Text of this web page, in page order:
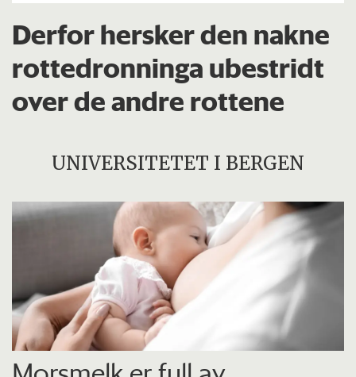
Derfor hersker den nakne
rottedronninga ubestridt
over de andre rottene
UNIVERSITETET I BERGEN